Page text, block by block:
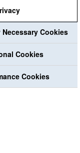
ta del av
Jag har läst
Cookies
Cookies
Cookies